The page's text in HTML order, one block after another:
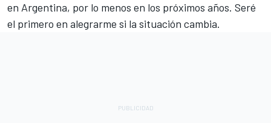
en Argentina, por lo menos en los próximos años. Seré
el primero en alegrarme si la situación cambia.